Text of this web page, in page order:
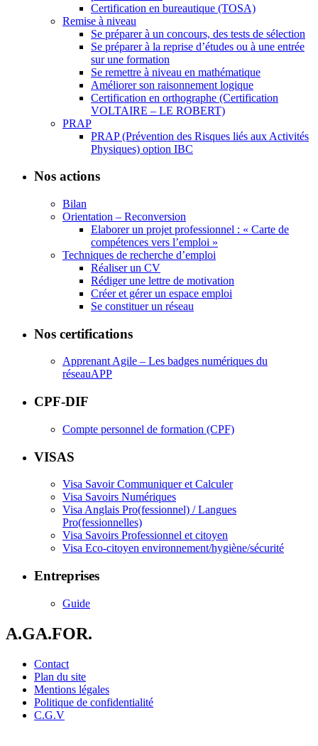
Certification en bureautique (TOSA)
Remise à niveau
Se préparer à un concours, des tests de sélection
Se préparer à la reprise d’études ou à une entrée
sur une formation
Se remettre à niveau en mathématique
Améliorer son raisonnement logique
Certification en orthographe (Certification
VOLTAIRE – LE ROBERT)
PRAP
PRAP (Prévention des Risques liés aux Activités
Physiques) option IBC
Nos actions
Bilan
Orientation – Reconversion
Elaborer un projet professionnel : « Carte de
compétences vers l’emploi »
Techniques de recherche d’emploi
Réaliser un CV
Rédiger une lettre de motivation
Créer et gérer un espace emploi
Se constituer un réseau
Nos certifications
Apprenant Agile – Les badges numériques du
réseauAPP
CPF-DIF
Compte personnel de formation (CPF)
VISAS
Visa Savoir Communiquer et Calculer
Visa Savoirs Numériques
Visa Anglais Pro(fessionnel) / Langues
Pro(fessionnelles)
Visa Savoirs Professionnel et citoyen
Visa Eco-citoyen environnement/hygiène/sécurité
Entreprises
Guide
A.GA.FOR.
Contact
Plan du site
Mentions légales
Politique de confidentialité
C.G.V